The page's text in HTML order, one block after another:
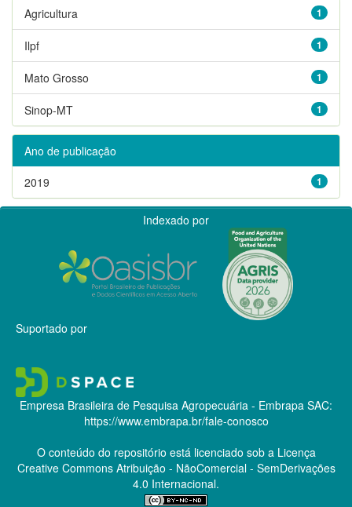
1
Agricultura
1
Ilpf
1
Mato Grosso
1
Sinop-MT
Ano de publicação
1
2019
Indexado por
Suportado por
Empresa Brasileira de Pesquisa Agropecuária - Embrapa SAC:
https://www.embrapa.br/fale-conosco
O conteúdo do repositório está licenciado sob a Licença
Creative CommonsAtribuição - NãoComercial - SemDerivações
4.0 Internacional.